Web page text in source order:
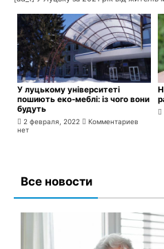
У луцькому університеті
пошиють еко-меблі: із чого вони
будуть
2 февраля, 2022
Комментариев
нет
Все новости